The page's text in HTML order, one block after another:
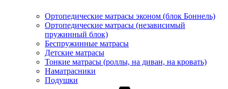
Ортопедические матрасы эконом (блок Боннель)
Ортопедические матрасы (независимый
пружинный блок)
Беcпружинные матрасы
Детские матрасы
Тонкие матрасы (роллы, на диван, на кровать)
Наматрасники
Подушки